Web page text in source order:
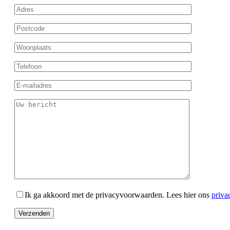
Ik ga akkoord met de privacyvoorwaarden. Lees hier ons